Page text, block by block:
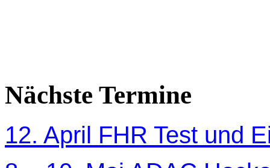
Nächste Termine
12. April FHR Test und